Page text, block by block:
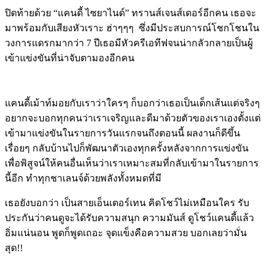
ปิดท้ายด้วย “แคนดี้ ไซยาไนด์” ทรานส์เจนส์เดอร์อีกคน เธอจะ
มาพร้อมกับเสียงหัวเราะ ฮ่าๆๆๆ ซึ่งมีประสบการณ์โชกโชนใน
วงการแดรกมากว่า 7 ปีเธอมีหัวครีเอทีฟจนน่ากลัวกลายเป็นผู้
เข้าแข่งขันที่น่าจับตามองอีกคน
แคนดี้เม้าท์มอยกับเราว่าใครๆ ก็บอกว่าเธอเป็นเด็กเส้นแต่จริงๆ
อยากจะบอกทุกคนว่าเราเจริญและดีมาด้วยตัวของเราเองตั้งแต่
เข้ามาแข่งขันในรายการวันแรกจนถึงตอนนี้ ผลงานก็ดีขึ้น
เรื่อยๆ กลับบ้านไปก็พัฒนาตัวเองทุกครั้งหลังจากการแข่งขัน
เพื่อพิสูจน์ให้คนอื่นเห็นว่าเราเหมาะสมที่กลับเข้ามาในรายการ
นี้อีก ทำทุกชาเลนจ์ด้วยพลังทั้งหมดที่มี
เธอยังบอกว่า เป็นสายเอ็นเตอร์เทน คิดโชว์ไม่เหมือนใคร รับ
ประกันว่าคนดูจะได้รับความสนุก ความมันส์ ดูโชว์แคนดี้แล้ว
อิ่มแน่นอน พูดก็พูดเถอะ จุดแข็งคือความสวย บอกเลยว่ามั่น
สุด!!